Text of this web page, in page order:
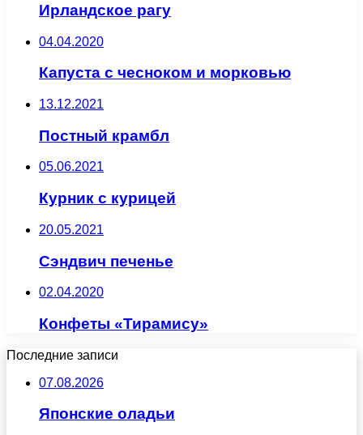
Ирландское рагу
04.04.2020
Капуста с чесноком и морковью
13.12.2021
Постный крамбл
05.06.2021
Курник с курицей
20.05.2021
Сэндвич печенье
02.04.2020
Конфеты «Тирамису»
Последние записи
07.08.2026
Японские оладьи